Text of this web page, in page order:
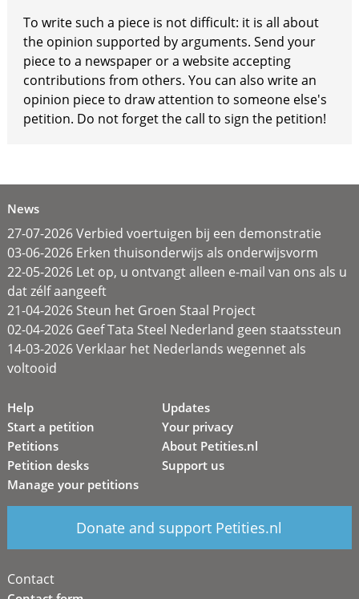
To write such a piece is not difficult: it is all about
the opinion supported by arguments. Send your
piece to a newspaper or a website accepting
contributions from others. You can also write an
opinion piece to draw attention to someone else's
petition. Do not forget the call to sign the petition!
News
27-07-2026 Verbied voertuigen bij een demonstratie
03-06-2026 Erken thuisonderwijs als onderwijsvorm
22-05-2026 Let op, u ontvangt alleen e-mail van ons als u
dat zélf aangeeft
21-04-2026 Steun het Groen Staal Project
02-04-2026 Geef Tata Steel Nederland geen staatssteun
14-03-2026 Verklaar het Nederlands wegennet als
voltooid
Help
Start a petition
Petitions
Petition desks
Manage your petitions
Updates
Your privacy
About Petities.nl
Support us
Donate and support Petities.nl
Contact